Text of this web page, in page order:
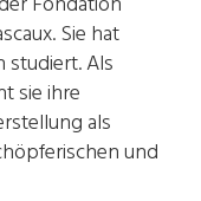
Sie hat
studiert. Als
sie ihre
als
und